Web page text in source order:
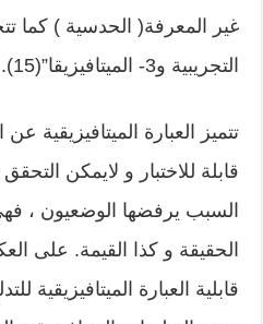
التجريبية و3- الميتافيزيقا”(15).
تتميز العبارة الميتافيزيقية عن
قابلة للاختبار و لايمكن
السبب يرفضها الوضعيون ،
الحقيقة و كذا القيمة. على
قابلية العبارة الميتافيزيقية